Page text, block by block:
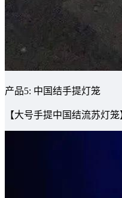
产品5: 中国结手提灯笼
【大号手提中国结流苏灯